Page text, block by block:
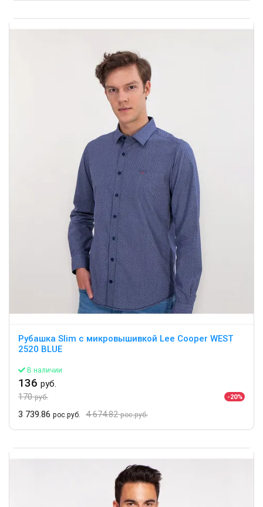
Рубашка Slim с микровышивкой Lee Cooper WEST
2520 BLUE
В наличии
136 руб.
170руб. -20%
3 739.86 рос.руб. 4 674.82рос.руб.